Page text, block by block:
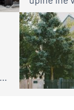
čakali